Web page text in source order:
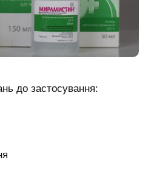
до застосування: